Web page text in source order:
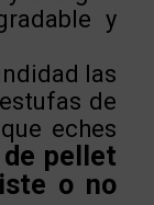
y
las
de
eches
pellet
o no